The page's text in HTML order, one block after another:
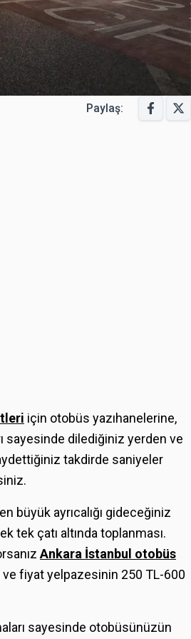
Paylaş:
için otobüs yazıhanelerine,
sayesinde dilediğiniz yerden ve
takdirde saniyeler
büyük ayrıcalığı gideceğiniz
tek çatı altında toplanması.
Ankara İstanbul otobüs
ve fiyat yelpazesinin 250 TL-600
sayesinde otobüsünüzün